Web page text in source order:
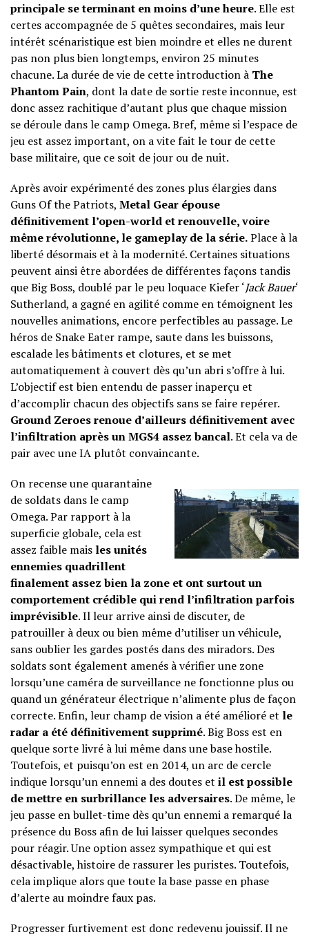
principale se terminant en moins d’une heure. Elle est
certes accompagnée de 5 quêtes secondaires, mais leur
intérêt scénaristique est bien moindre et elles ne durent
pas non plus bien longtemps, environ 25 minutes
chacune. La durée de vie de cette introduction à The
Phantom Pain, dont la date de sortie reste inconnue, est
donc assez rachitique d’autant plus que chaque mission
se déroule dans le camp Omega. Bref, même si l’espace de
jeu est assez important, on a vite fait le tour de cette
base militaire, que ce soit de jour ou de nuit.
Après avoir expérimenté des zones plus élargies dans
Guns Of the Patriots, Metal Gear épouse
définitivement l’open-world et renouvelle, voire
même révolutionne, le gameplay de la série.Place à la
liberté désormais et à la modernité. Certaines situations
peuvent ainsi être abordées de différentes façons tandis
que Big Boss, doublé par le peu loquace Kiefer ‘Jack Bauer‘
Sutherland, a gagné en agilité comme en témoignent les
nouvelles animations, encore perfectibles au passage. Le
héros de Snake Eater rampe, saute dans les buissons,
escalade les bâtiments et clotures, et se met
automatiquement à couvert dès qu’un abri s’offre à lui.
L’objectif est bien entendu de passer inaperçu et
d’accomplir chacun des objectifs sans se faire repérer.
Ground Zeroes renoue d’ailleurs définitivement avec
l’infiltration après un MGS4 assez bancal. Et cela va de
pair avec une IA plutôt convaincante.
On recense une quarantaine
de soldats dans le camp
Omega. Par rapport à la
superficie globale, cela est
assez faible mais les unités
ennemies quadrillent
finalement assez bien la zone et ont surtout un
comportement crédible qui rend l’infiltration parfois
imprévisible. Il leur arrive ainsi de discuter, de
patrouiller à deux ou bien même d’utiliser un véhicule,
sans oublier les gardes postés dans des miradors. Des
soldats sont également amenés à vérifier une zone
lorsqu’une caméra de surveillance ne fonctionne plus ou
quand un générateur électrique n’alimente plus de façon
correcte. Enfin, leur champ de vision a été amélioré et le
radar a été définitivement supprimé. Big Boss est en
quelque sorte livré à lui même dans une base hostile.
Toutefois, et puisqu’on est en 2014, un arc de cercle
indique lorsqu’un ennemi a des doutes et il est possible
de mettre en surbrillance les adversaires. De même, le
jeu passe en bullet-time dès qu’un ennemi a remarqué la
présence du Boss afin de lui laisser quelques secondes
pour réagir. Une option assez sympathique et qui est
désactivable, histoire de rassurer les puristes. Toutefois,
cela implique alors que toute la base passe en phase
d’alerte au moindre faux pas.
Progresser furtivement est donc redevenu jouissif. Il ne